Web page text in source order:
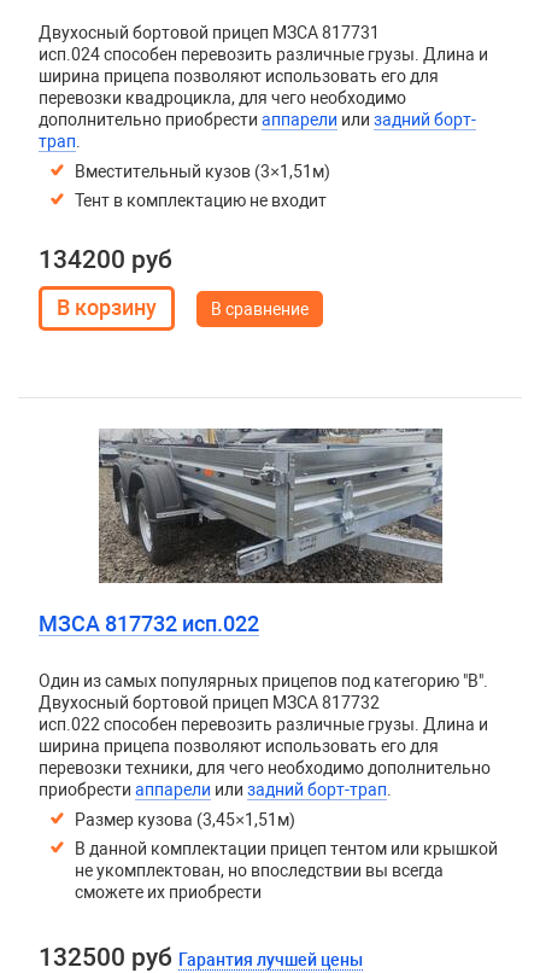
Двухосный бортовой прицеп МЗСА 817731
исп.024способен перевозить различные грузы. Длина и
ширина прицепа позволяют использовать его для
перевозки квадроцикла, для чего необходимо
дополнительно приобрести аппарели или задний борт-
трап
Вместительный кузов (3×1,51м)
Тент в комплектацию не входит
134200 руб
В сравнение
МЗСА 817732 исп.022
Один из самых популярных прицепов под категорию "В".
Двухосный бортовой прицеп МЗСА 817732
исп.022 способен перевозить различные грузы. Длина и
ширина прицепа позволяют использовать его для
перевозки техники, для чего необходимо дополнительно
приобрести аппарели или задний борт-трап
Размер кузова (3,45×1,51м)
В данной комплектации прицеп тентом или крышкой
не укомплектован, но впоследствии вы всегда
сможете их приобрести
132500 руб Гарантия лучшей цены